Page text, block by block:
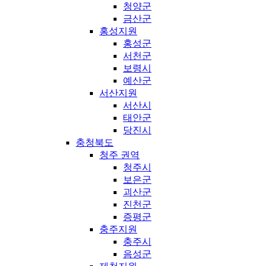
청양군
금산군
홍성지원
홍성군
서천군
보령시
예산군
서산지원
서산시
태안군
당진시
충청북도
청주 권역
청주시
보은군
괴산군
진천군
증평군
충주지원
충주시
음성군